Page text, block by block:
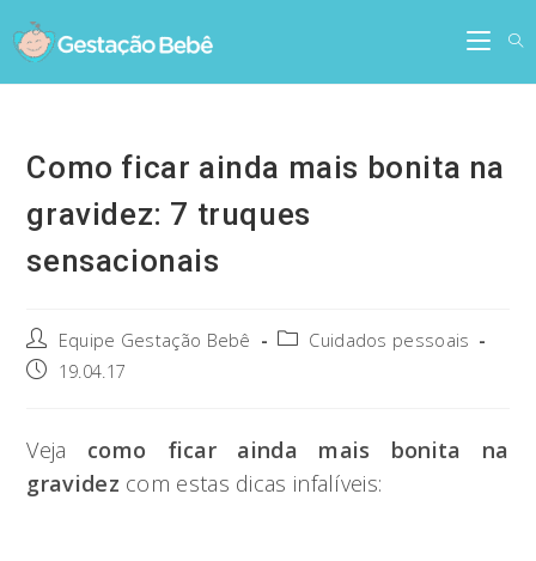
to
content
Como ficar ainda mais bonita na
gravidez: 7 truques
sensacionais
Post
author:
Equipe Gestação Bebê
PostCuidados pessoais
Post19.04.17
Veja como ficar ainda mais bonita na
gravidez com estas dicas infalíveis: